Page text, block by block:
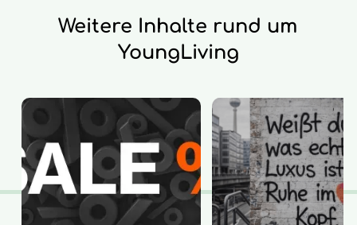
Weitere Inhalte rund um
YoungLiving